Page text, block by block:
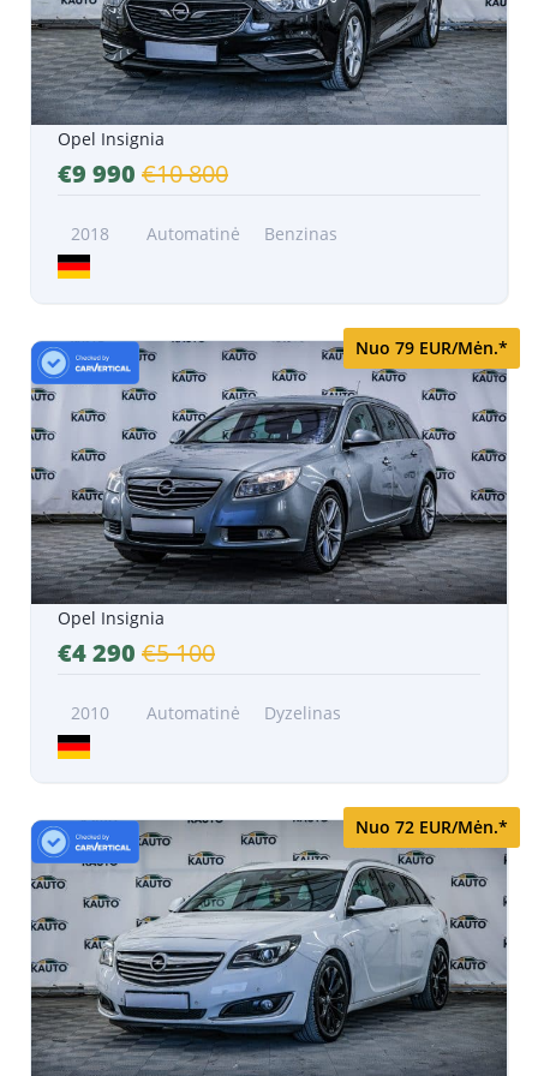
Opel Insignia
€9 990 €10 800
2018 Automatinė Benzinas
Nuo 79 EUR/Mėn.*
Opel Insignia
€4 290 €5 100
2010 Automatinė Dyzelinas
Nuo 72 EUR/Mėn.*